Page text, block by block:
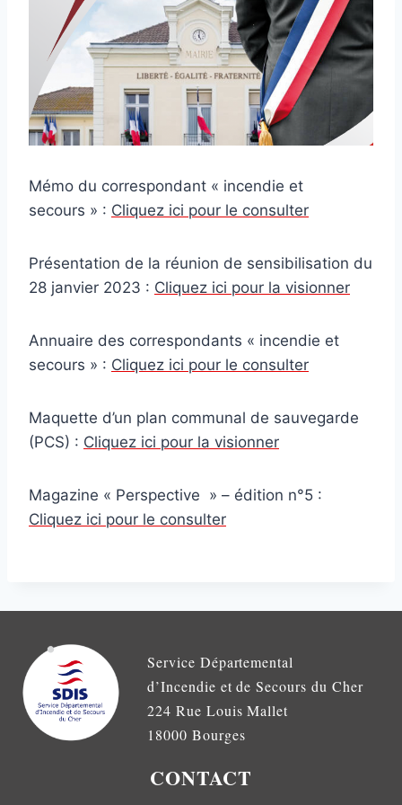
Mémo du correspondant « incendie et
secours » : Cliquez ici pour le consulter
Présentation de la réunion de sensibilisation du
28 janvier 2023 : Cliquez ici pour la visionner
Annuaire des correspondants « incendie et
secours » : Cliquez ici pour le consulter
Maquette d’un plan communal de sauvegarde
(PCS) : Cliquez ici pour la visionner
Magazine « Perspective » – édition n°5 :
Cliquez ici pour le consulter
Service Départemental
d’Incendie et de Secours du Cher
224 Rue Louis Mallet
18000 Bourges
CONTACT